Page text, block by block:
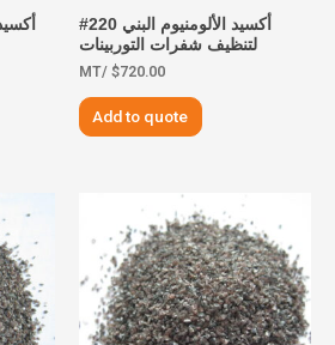
أكسيد الألومنيوم البني 220#
لتنظيف شفرات التوربينات
$720.00
/MT
Add to quote